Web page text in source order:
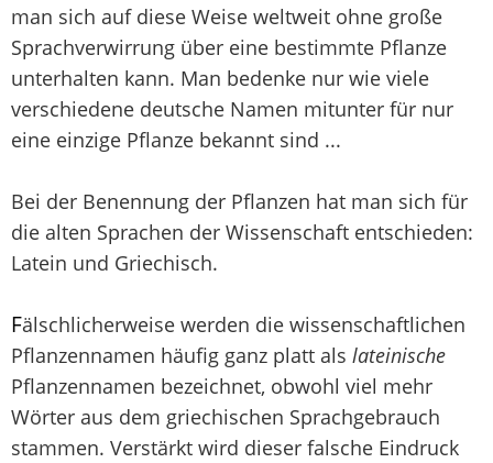
man sich auf diese Weise weltweit ohne große
Sprachverwirrung über eine bestimmte Pflanze
unterhalten kann. Man bedenke nur wie viele
verschiedene deutsche Namen mitunter für nur
eine einzige Pflanze bekannt sind ...
Bei der Benennung der Pflanzen hat man sich für
die alten Sprachen der Wissenschaft entschieden:
Latein und Griechisch.
Fälschlicherweise werden die wissenschaftlichen
Pflanzennamen häufig ganz platt als lateinische
Pflanzennamen bezeichnet, obwohl viel mehr
Wörter aus dem griechischen Sprachgebrauch
stammen. Verstärkt wird dieser falsche Eindruck